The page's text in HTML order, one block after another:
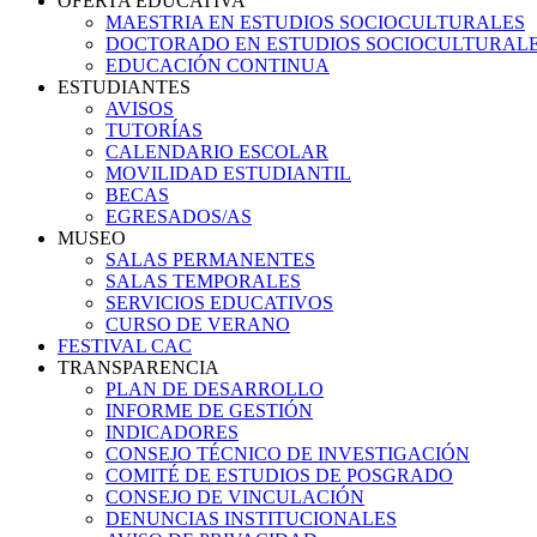
MAESTRIA EN ESTUDIOS SOCIOCULTURALES
DOCTORADO EN ESTUDIOS
EDUCACIÓN CONTINUA
ESTUDIANTES
AVISOS
TUTORÍAS
CALENDARIO ESCOLAR
MOVILIDAD ESTUDIANTIL
BECAS
EGRESADOS/AS
MUSEO
SALAS PERMANENTES
SALAS TEMPORALES
SERVICIOS EDUCATIVOS
CURSO DE VERANO
FESTIVAL CAC
TRANSPARENCIA
PLAN DE DESARROLLO
INFORME DE GESTIÓN
INDICADORES
CONSEJO TÉCNICO DE INVESTIGACIÓN
COMITÉ DE ESTUDIOS DE POSGRADO
CONSEJO DE VINCULACIÓN
DENUNCIAS INSTITUCIONALES